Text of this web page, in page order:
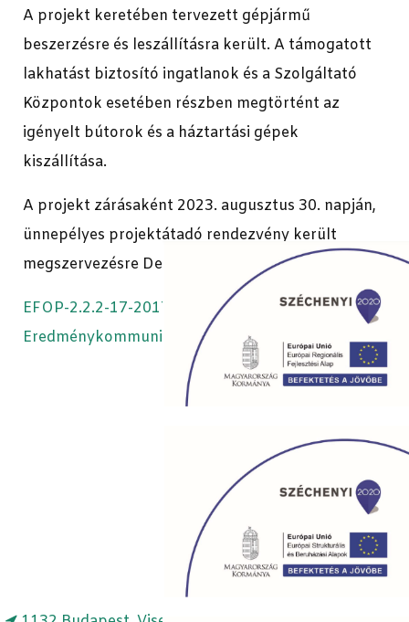
A projekt keretében tervezett gépjármű
beszerzésre és leszállításra került. A támogatott
lakhatást biztosító ingatlanok és a Szolgáltató
Központok esetében részben megtörtént az
igényelt bútorok és a háztartási gépek
kiszállítása.
A projekt zárásaként 2023. augusztus 30. napján,
ünnepélyes projektátadó rendezvény került
megszervezésre Derecskén.
EFOP-2.2.2-17-2017-00013 -
Eredménykommunikációs kiadvány